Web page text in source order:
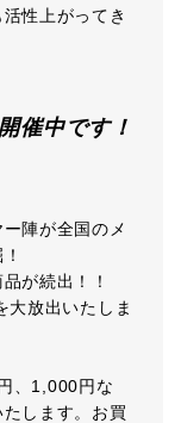
性上がってき
催中です！
陣が全国のメ
が続出！！
大放出いたしま
、1,000円な
します。お買